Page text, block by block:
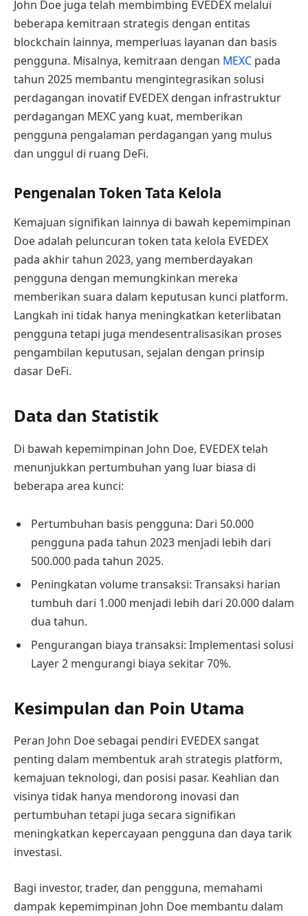
John Doe juga telah membimbing EVEDEX melalui
beberapa kemitraan strategis dengan entitas
blockchain lainnya, memperluas layanan dan basis
pengguna. Misalnya, kemitraan dengan MEXC pada
tahun 2025 membantu mengintegrasikan solusi
perdagangan inovatif EVEDEX dengan infrastruktur
perdagangan MEXC yang kuat, memberikan
pengguna pengalaman perdagangan yang mulus
dan unggul di ruang DeFi.
Pengenalan Token Tata Kelola
Kemajuan signifikan lainnya di bawah kepemimpinan
Doe adalah peluncuran token tata kelola EVEDEX
pada akhir tahun 2023, yang memberdayakan
pengguna dengan memungkinkan mereka
memberikan suara dalam keputusan kunci platform.
Langkah ini tidak hanya meningkatkan keterlibatan
pengguna tetapi juga mendesentralisasikan proses
pengambilan keputusan, sejalan dengan prinsip
dasar DeFi.
Data dan Statistik
Di bawah kepemimpinan John Doe, EVEDEX telah
menunjukkan pertumbuhan yang luar biasa di
beberapa area kunci:
Pertumbuhan basis pengguna: Dari 50.000
pengguna pada tahun 2023 menjadi lebih dari
500.000 pada tahun 2025.
Peningkatan volume transaksi: Transaksi harian
tumbuh dari 1.000 menjadi lebih dari 20.000 dalam
dua tahun.
Pengurangan biaya transaksi: Implementasi solusi
Layer 2 mengurangi biaya sekitar 70%.
Kesimpulan dan Poin Utama
Peran John Doe sebagai pendiri EVEDEX sangat
penting dalam membentuk arah strategis platform,
kemajuan teknologi, dan posisi pasar. Keahlian dan
visinya tidak hanya mendorong inovasi dan
pertumbuhan tetapi juga secara signifikan
meningkatkan kepercayaan pengguna dan daya tarik
investasi.
Bagi investor, trader, dan pengguna, memahami
dampak kepemimpinan John Doe membantu dalam